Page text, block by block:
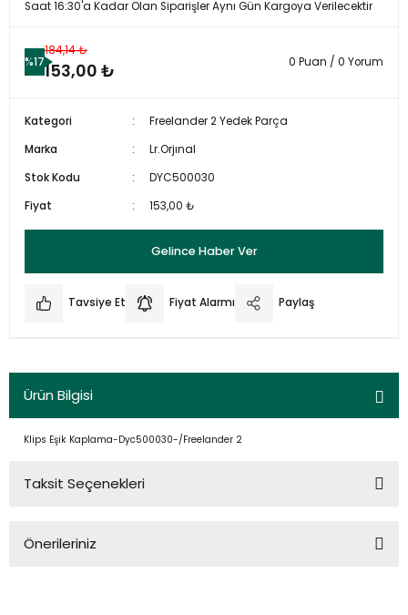
Saat 16:30'a Kadar Olan Siparişler Aynı Gün Kargoya Verilecektir
%17
184,14 ₺
153,00 ₺ 0 Puan / 0 Yorum
Kategori
Freelander 2 Yedek Parça
Marka
Lr.Orjınal
Stok Kodu
DYC500030
Fiyat
153,00 ₺
Gelince Haber Ver
Tavsiye Et Fiyat Alarmı Paylaş
Ürün Bilgisi
Klips Eşik Kaplama-Dyc500030-/Freelander 2
Taksit Seçenekleri
Önerileriniz